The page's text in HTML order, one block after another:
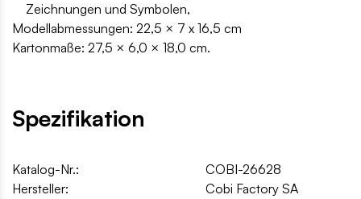
Zeichnungen und Symbolen,
Modellabmessungen: 22,5 × 7 x 16,5 cm
Kartonmaße: 27,5 × 6,0 × 18,0 cm.
Spezifikation
Katalog-Nr.:
COBI-26628
Hersteller:
Cobi Factory SA